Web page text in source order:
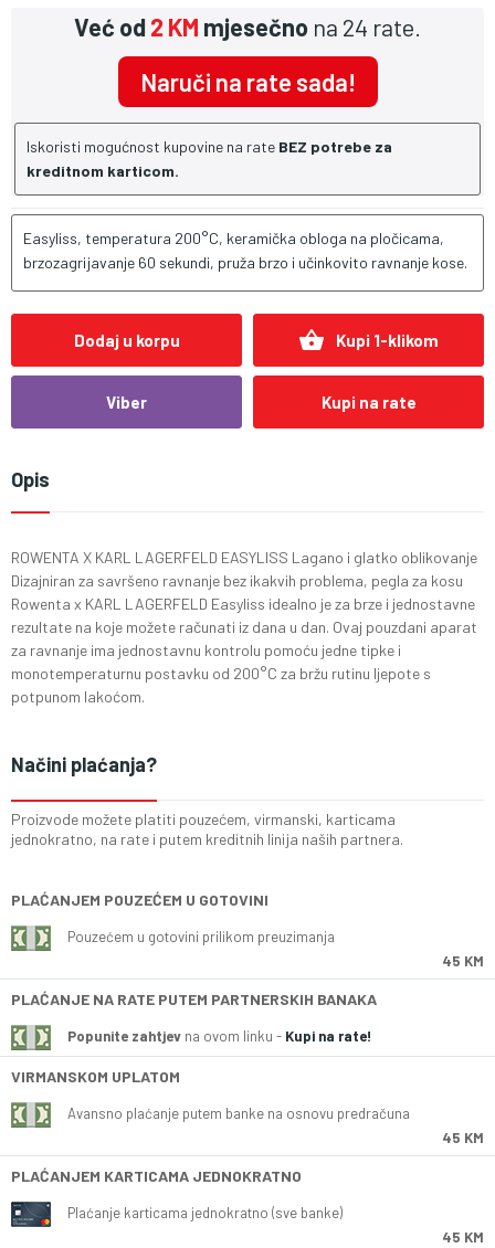
Već od2 KM mjesečno na 24 rate.
Naruči na rate sada!
Iskoristi mogućnost kupovine na rate BEZ potrebe za
kreditnom karticom.
Easyliss, temperatura 200°C, keramička obloga na pločicama,
brzozagrijavanje 60 sekundi, pruža brzo i učinkovito ravnanje kose.
Dodaj u korpu shopping_basket Kupi 1-klikom
Viber Kupi na rate
Opis
ROWENTA X KARL LAGERFELD EASYLISS Lagano i glatko oblikovanje
Dizajniran za savršeno ravnanje bez ikakvih problema, pegla za kosu
Rowenta x KARL LAGERFELD Easyliss idealno je za brze i jednostavne
rezultate na koje možete računati iz dana u dan. Ovaj pouzdani aparat
za ravnanje ima jednostavnu kontrolu pomoću jedne tipke i
monotemperaturnu postavku od 200°C za bržu rutinu ljepote s
potpunom lakoćom.
Načini plaćanja?
Proizvode možete platiti pouzećem, virmanski, karticama
jednokratno, na rate i putem kreditnih linija naših partnera.
PLAĆANJEM POUZEĆEM U GOTOVINI
Pouzećem u gotovini prilikom preuzimanja
45 KM
PLAĆANJE NA RATE PUTEM PARTNERSKIH BANAKA
Popunite zahtjev na ovom linku - Kupi na rate!
VIRMANSKOM UPLATOM
Avansno plaćanje putem banke na osnovu predračuna
45 KM
PLAĆANJEM KARTICAMA JEDNOKRATNO
Plaćanje karticama jednokratno (sve banke)
45 KM